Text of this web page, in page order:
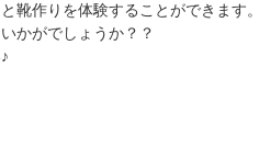
靴作りを体験することができます
かがでしょうか？？